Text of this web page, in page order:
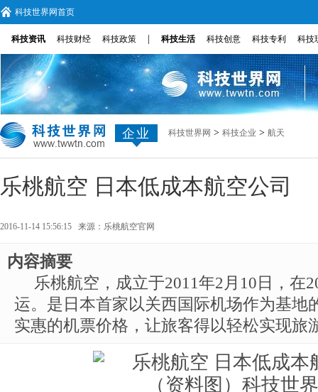
科技世界网首页
科技资讯 科技财经 科技政策 科技生活 科技创意 科技专利 科技
企业 科技世界网 > 科技企业 > 航天
乐桃航空 日本低成本航空公司
2016-11-14 15:56:15 来源： 乐桃航空官网
内容摘要
乐桃航空，成立于2011年2月10日，在
运。是日本首家以关西国际机场作为基地
实惠的机票价格，让旅客得以轻松实现旅